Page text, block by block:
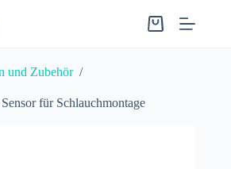
Warenkorb
und Zubehör /
für Schlauchmontage